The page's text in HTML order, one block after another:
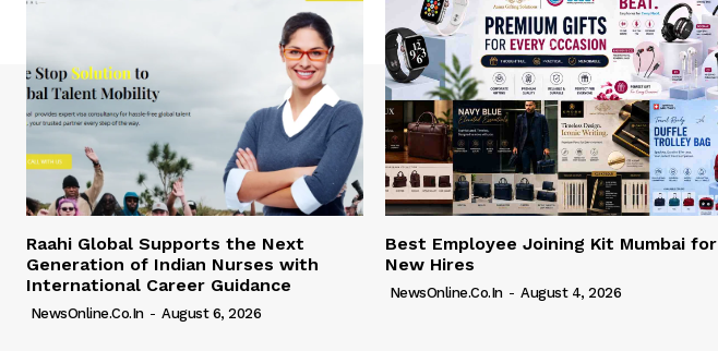
Raahi Global Supports the Next
Generation of Indian Nurses with
International Career Guidance
NewsOnline.co.in - August 6, 2026
Best Employee Joining Kit Mumbai for
New Hires
NewsOnline.co.in - August 4, 2026